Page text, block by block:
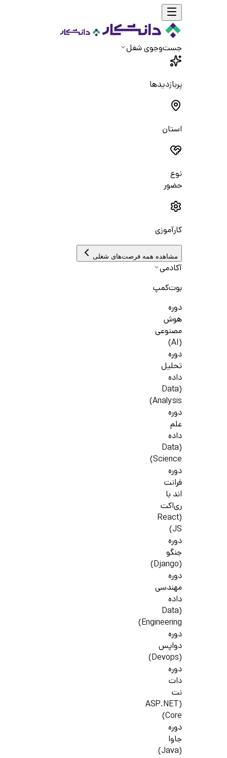
جست‌و‌جوی شغل
پربازدیدها
استان
نوع
حضور
کارآموزی
مشاهده همه فرصت‌های شغلی
آکادمی
بوت‌کمپ
دوره
هوش
مصنوعی
(AI)
دوره
تحلیل
داده
(Data
Analysis)
دوره
علم
داده
(Data
Science)
دوره
فرانت
اند با
ری‌اکت
(React
JS)
دوره
جنگو
(Django)
دوره
مهندسی
داده
(Data
Engineering)
دوره
دواپس
(Devops)
دوره
دات
نت
(ASP.NET
Core)
دوره
جاوا
(Java)